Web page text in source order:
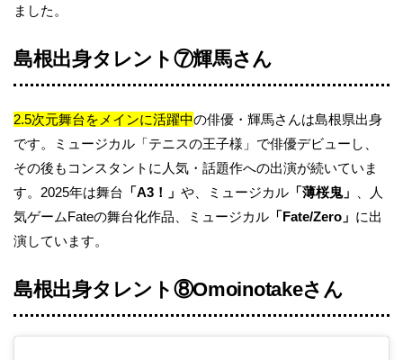
ました。
島根出身タレント⑦輝馬さん
2.5次元舞台をメインに活躍中の俳優・輝馬さんは島根県出身
です。ミュージカル「テニスの王子様」で俳優デビューし、
その後もコンスタントに人気・話題作への出演が続いていま
す。2025年は舞台 「A3！」 や、ミュージカル 「薄桜鬼」
、人
気ゲームFateの舞台化作品、ミュージカル 「Fate/Zero」 に出
演しています。
島根出身タレント⑧Omoinotakeさん